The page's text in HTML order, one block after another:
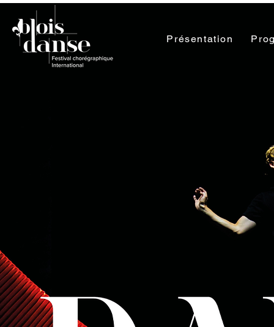
Présentation